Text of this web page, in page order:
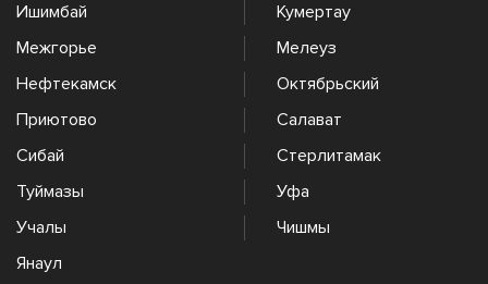
Ишимбай
Кумертау
Межгорье
Мелеуз
Нефтекамск
Октябрьский
Приютово
Салават
Сибай
Стерлитамак
Туймазы
Уфа
Учалы
Чишмы
Янаул